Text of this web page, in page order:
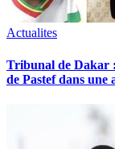
Actualites
Tribunal de Dakar :
de Pastef dans une